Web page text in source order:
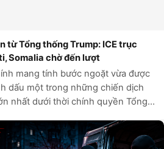
từ Tổng thống Trump: ICE trục
Somalia chờ đến lượt
mang tính bước ngoặt vừa được
dấu một trong những chiến dịch
nhất dưới thời chính quyền Tổng